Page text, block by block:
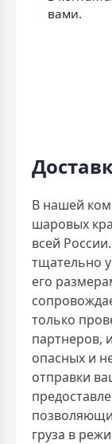
вами.
В нашей
шаровых
всей
тщательно
его
только
партнеров,
опасных и
отправки
груза в